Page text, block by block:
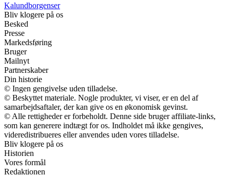
Kalundborgenser
Bliv klogere på os
Besked
Presse
Markedsføring
Bruger
Mailnyt
Partnerskaber
Din historie
© Ingen gengivelse uden tilladelse.
© Beskyttet materiale. Nogle produkter, vi viser, er en del af
samarbejdsaftaler, der kan give os en økonomisk gevinst.
© Alle rettigheder er forbeholdt. Denne side bruger affiliate-links,
som kan generere indtægt for os. Indholdet må ikke gengives,
videredistribueres eller anvendes uden vores tilladelse.
Bliv klogere på os
Historien
Vores formål
Redaktionen